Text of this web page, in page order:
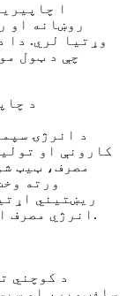
روښانه او
وړتیا لري. دا
چې د ټول
⑹ د
د انرژۍ
کارونې او
مصرف، ټیټ
ورته
ریښتیني
انرژي مصرف او چاپیریال ککړتیا کمولو سربیره.
د کوچني
سافټویر، او